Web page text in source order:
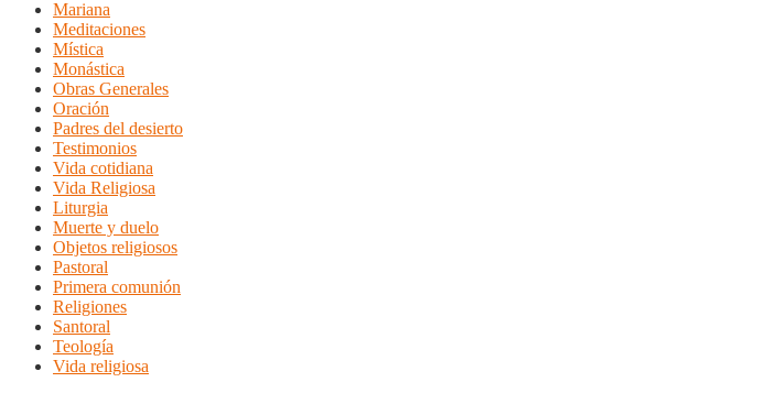
Mariana
Meditaciones
Mística
Monástica
Obras Generales
Oración
Padres del desierto
Testimonios
Vida cotidiana
Vida Religiosa
Liturgia
Muerte y duelo
Objetos religiosos
Pastoral
Primera comunión
Religiones
Santoral
Teología
Vida religiosa